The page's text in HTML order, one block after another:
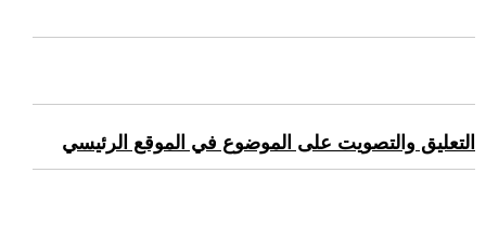
التعليق والتصويت على الموضوع في الموقع الرئيسي